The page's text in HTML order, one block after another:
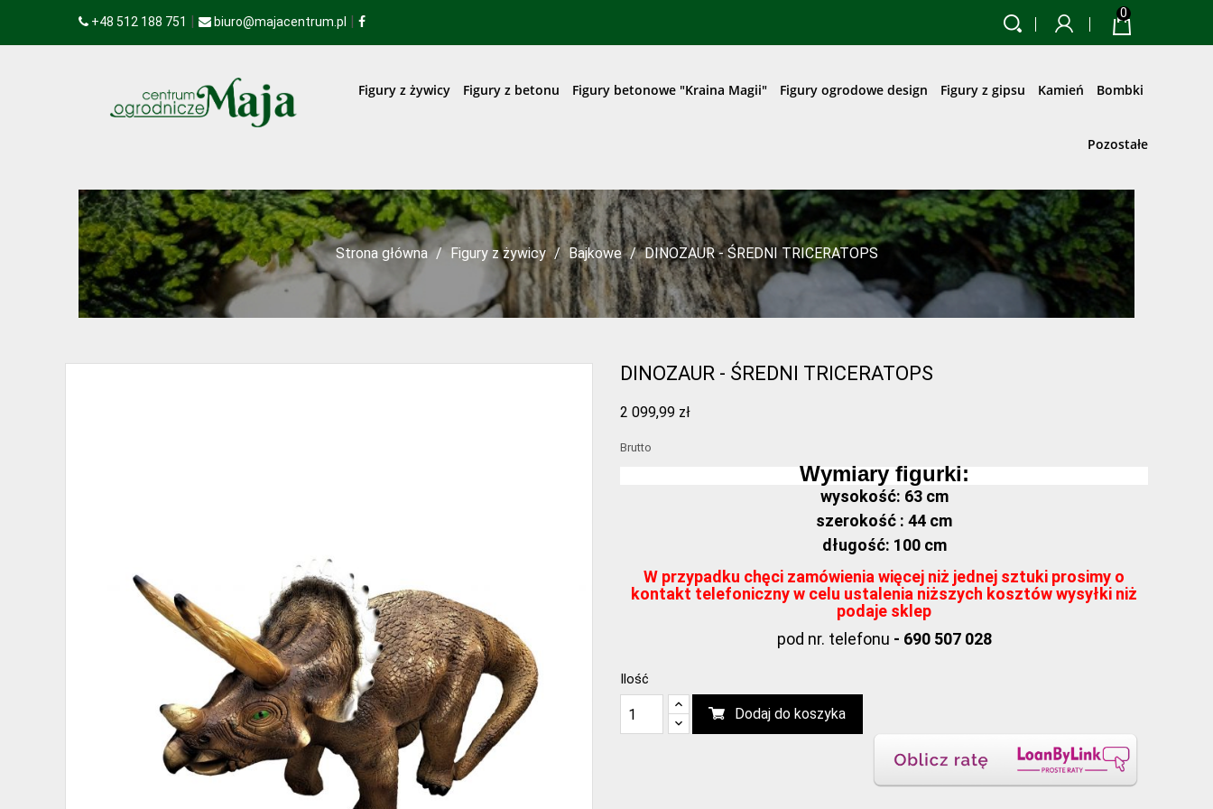
+48 512 188 751 | biuro@majacentrum.pl | 0
Figury z żywicy Figury z betonu Figury betonowe "Kraina Magii" Figury ogrodowe design Figury z gipsu Kamień Bombki
Pozostałe
Strona główna Figury z żywicy Bajkowe DINOZAUR - ŚREDNI TRICERATOPS
DINOZAUR - ŚREDNI TRICERATOPS
2 099,99 zł
Brutto
Wymiary figurki:
wysokość: 63 cm
szerokość : 44 cm
długość: 100 cm
W przypadku chęci zamówienia więcej niż jednej sztuki prosimy o
kontakt telefoniczny w celu ustalenia niższych kosztów wysyłki niż
podaje sklep
pod nr. telefonu - 690 507 028
Ilość
Dodaj do koszyka